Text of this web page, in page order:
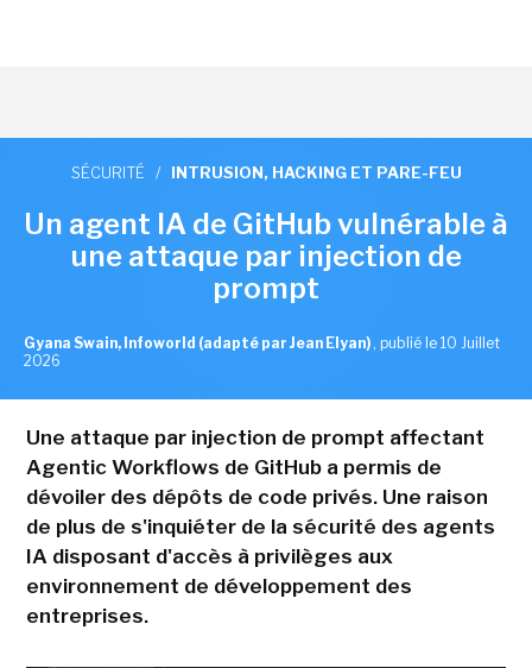
SÉCURITÉ / INTRUSION, HACKING ET PARE-FEU
Un agent IA de GitHub vulnérable à
une attaque par injection de
prompt
Gyana Swain, Infoworld (adapté par Jean Elyan) , publié le 10 Juillet
2026
Une attaque par injection de prompt affectant
Agentic Workflows de GitHub a permis de
dévoiler des dépôts de code privés. Une raison
de plus de s'inquiéter de la sécurité des agents
IA disposant d'accès à privilèges aux
environnement de développement des
entreprises.